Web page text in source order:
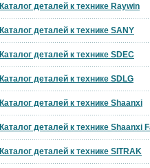
Каталог деталей к технике Raywin
Каталог деталей к технике SANY
Каталог деталей к технике SDEC
Каталог деталей к технике SDLG
Каталог деталей к технике Shaanxi
Каталог деталей к технике Shaanxi
Каталог деталей к технике SITRAK